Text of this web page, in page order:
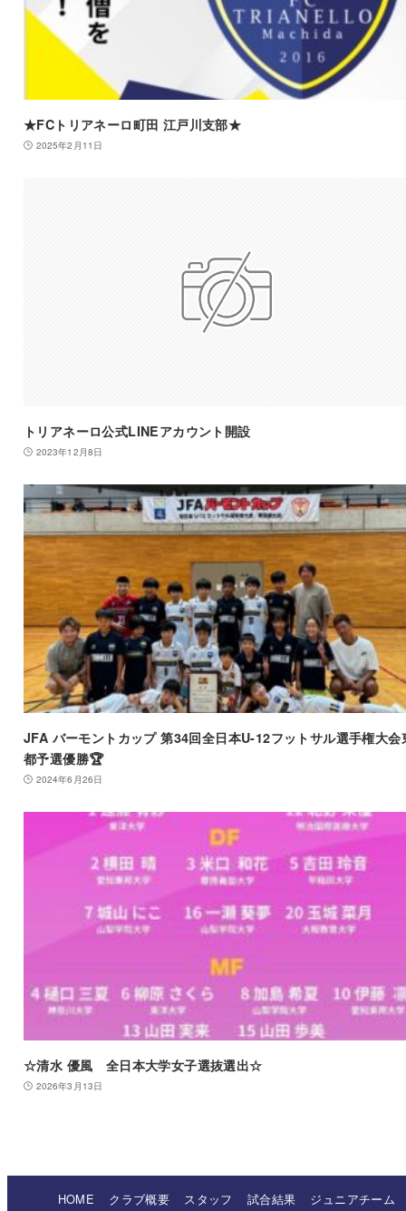
★FCトリアネーロ町田 江戸川支部★
2025年2月11日
トリアネーロ公式LINEアカウント開設
2023年12月8日
JFA バーモントカップ 第34回全日本U-12フットサル選手権大会
都予選優勝🏆
2024年6月26日
☆清水 優風 全日本大学女子選抜選出☆
2026年3月13日
HOME クラブ概要 スタッフ 試合結果
ジュニアチーム